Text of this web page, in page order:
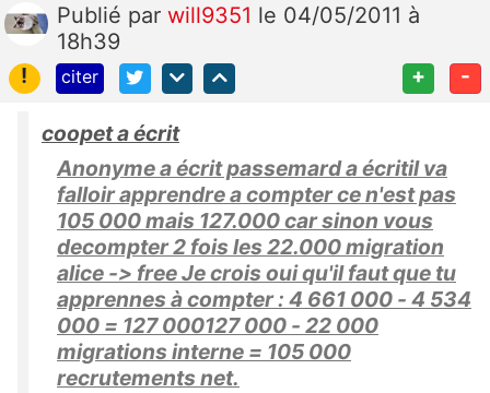
Publié par will9351 le 04/05/2011 à
18h39
!
citer + -
coopet a écrit
Anonyme a écrit passemard a écritil va
falloir apprendre a compter ce n'est pas
105 000 mais 127.000 car sinon vous
decompter 2 fois les 22.000 migration
alice -> free Je crois oui qu'il faut que tu
apprennes à compter : 4 661 000 - 4 534
000 = 127 000127 000 - 22 000
migrations interne = 105 000
recrutements net.